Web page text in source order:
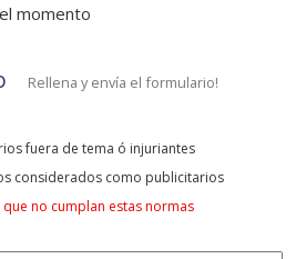
momento
Rellena y envía el formulario!
fuera de tema ó injuriantes
considerados como publicitarios
no cumplan estas normas